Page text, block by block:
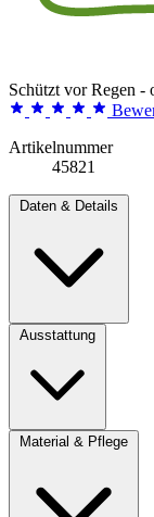
Schützt vor Regen -
Artikelnummer
45821
Daten & Details
Ausstattung
Material & Pflege